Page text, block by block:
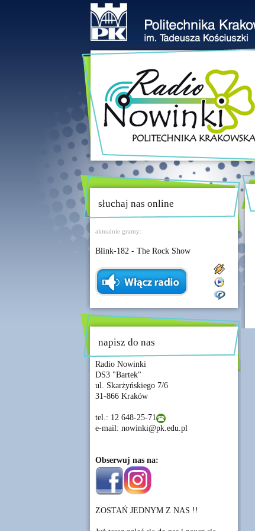
słuchaj nas online
aktualnie gramy:
Blink-182 - The Rock Show
napisz do nas
Radio Nowinki
DS3 "Bartek"
ul. Skarżyńskiego 7/6
31-866 Kraków
tel.: 12 648-25-71
e-mail: nowinki@pk.edu.pl
Obserwuj nas na:
ZOSTAŃ JEDNYM Z NAS !!